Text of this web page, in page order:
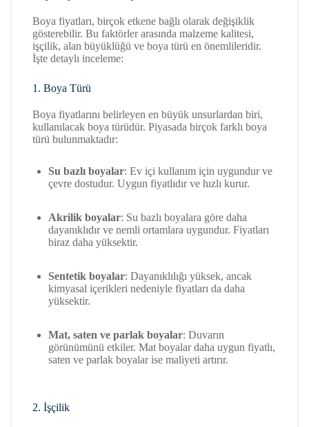
Boya fiyatları, birçok etkene bağlı olarak değişiklik
gösterebilir. Bu faktörler arasında malzeme kalitesi,
işçilik, alan büyüklüğü ve boya türü en önemlileridir.
İşte detaylı inceleme:
1. Boya Türü
Boya fiyatlarını belirleyen en büyük unsurlardan biri,
kullanılacak boya türüdür. Piyasada birçok farklı boya
türü bulunmaktadır:
Su bazlı boyalar: Ev içi kullanım için uygundur ve
çevre dostudur. Uygun fiyatlıdır ve hızlı kurur.
Akrilik boyalar: Su bazlı boyalara göre daha
dayanıklıdır ve nemli ortamlara uygundur. Fiyatları
biraz daha yüksektir.
Sentetik boyalar: Dayanıklılığı yüksek, ancak
kimyasal içerikleri nedeniyle fiyatları da daha
yüksektir.
Mat, saten ve parlak boyalar: Duvarın
görünümünü etkiler. Mat boyalar daha uygun fiyatlı,
saten ve parlak boyalar ise maliyeti artırır.
2. İşçilik